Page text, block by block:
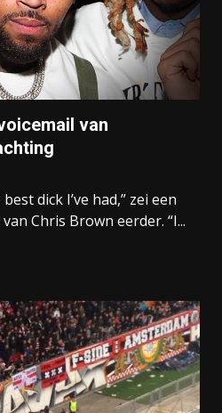
van
dick I’ve had,” zei een
Chris Brown eerder. “I...